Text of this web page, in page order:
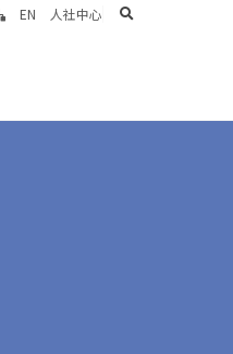
EN 人社中心 search